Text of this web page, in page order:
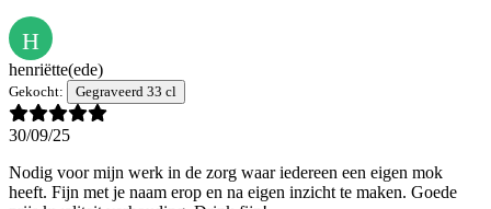
H
henriëtte(ede)
Gekocht: Gegraveerd 33 cl
30/09/25
Nodig voor mijn werk in de zorg waar iedereen een eigen mok
heeft. Fijn met je naam erop en na eigen inzicht te maken. Goede